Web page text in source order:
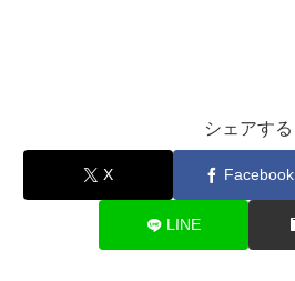
シェアする
X Facebook
LINE